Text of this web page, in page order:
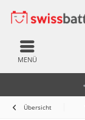
MENÜ
Übersicht